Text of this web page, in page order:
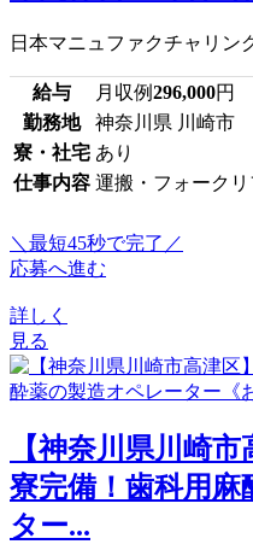
日本マニュファクチャリン
給与 月収例296,000円
勤務地
神奈川県 川崎市
寮・社宅 あり
仕事内容 運搬・フォーク
＼最短45秒で完了／
応募へ進む
詳しく
見る
【神奈川県川崎
寮完備！歯科用
ター...